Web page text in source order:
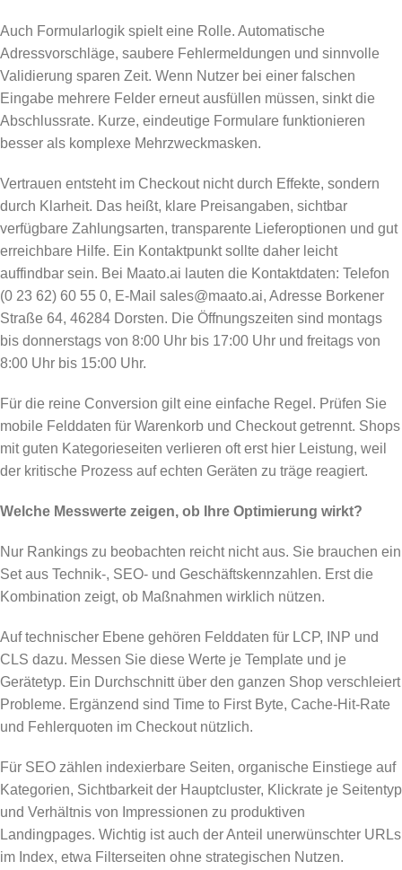
Auch Formularlogik spielt eine Rolle. Automatische
Adressvorschläge, saubere Fehlermeldungen und sinnvolle
Validierung sparen Zeit. Wenn Nutzer bei einer falschen
Eingabe mehrere Felder erneut ausfüllen müssen, sinkt die
Abschlussrate. Kurze, eindeutige Formulare funktionieren
besser als komplexe Mehrzweckmasken.
Vertrauen entsteht im Checkout nicht durch Effekte, sondern
durch Klarheit. Das heißt, klare Preisangaben, sichtbar
verfügbare Zahlungsarten, transparente Lieferoptionen und gut
erreichbare Hilfe. Ein Kontaktpunkt sollte daher leicht
auffindbar sein. Bei Maato.ai lauten die Kontaktdaten: Telefon
(0 23 62) 60 55 0, E-Mail sales@maato.ai, Adresse Borkener
Straße 64, 46284 Dorsten. Die Öffnungszeiten sind montags
bis donnerstags von 8:00 Uhr bis 17:00 Uhr und freitags von
8:00 Uhr bis 15:00 Uhr.
Für die reine Conversion gilt eine einfache Regel. Prüfen Sie
mobile Felddaten für Warenkorb und Checkout getrennt. Shops
mit guten Kategorieseiten verlieren oft erst hier Leistung, weil
der kritische Prozess auf echten Geräten zu träge reagiert.
Welche Messwerte zeigen, ob Ihre Optimierung wirkt?
Nur Rankings zu beobachten reicht nicht aus. Sie brauchen ein
Set aus Technik-, SEO- und Geschäftskennzahlen. Erst die
Kombination zeigt, ob Maßnahmen wirklich nützen.
Auf technischer Ebene gehören Felddaten für LCP, INP und
CLS dazu. Messen Sie diese Werte je Template und je
Gerätetyp. Ein Durchschnitt über den ganzen Shop verschleiert
Probleme. Ergänzend sind Time to First Byte, Cache-Hit-Rate
und Fehlerquoten im Checkout nützlich.
Für SEO zählen indexierbare Seiten, organische Einstiege auf
Kategorien, Sichtbarkeit der Hauptcluster, Klickrate je Seitentyp
und Verhältnis von Impressionen zu produktiven
Landingpages. Wichtig ist auch der Anteil unerwünschter URLs
im Index, etwa Filterseiten ohne strategischen Nutzen.